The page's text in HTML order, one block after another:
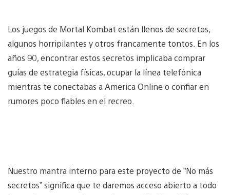
Los juegos de Mortal Kombat están llenos de secretos,
algunos horripilantes y otros francamente tontos. En los
años 90, encontrar estos secretos implicaba comprar
guías de estrategia físicas, ocupar la línea telefónica
mientras te conectabas a America Online o confiar en
rumores poco fiables en el recreo.
Nuestro mantra interno para este proyecto de ”No más
secretos” significa que te daremos acceso abierto a todo